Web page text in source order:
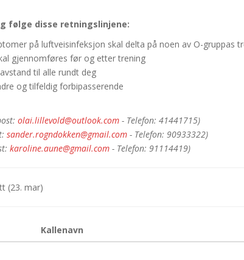
følge disse retningslinjene:
på luftveisinfeksjon skal delta på noen av O-gruppas
gjennomføres før og etter trening
til alle rundt deg
og tilfeldig forbipasserende
olai.lillevold@outlook.com - Telefon: 41441715)
sander.rogndokken@gmail.com - Telefon: 90933322)
karoline.aune@gmail.com - Telefon: 91114419)
(23. mar)
Kallenavn